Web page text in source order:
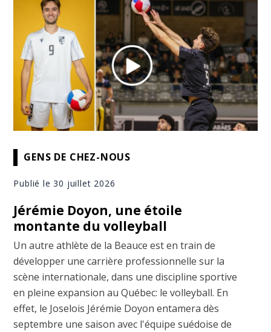
GENS DE CHEZ-NOUS
Publié le 30 juillet 2026
Jérémie Doyon, une étoile
montante du volleyball
Un autre athlète de la Beauce est en train de
développer une carrière professionnelle sur la
scène internationale, dans une discipline sportive
en pleine expansion au Québec: le volleyball. En
effet, le Joselois Jérémie Doyon entamera dès
septembre une saison avec l'équipe suédoise de